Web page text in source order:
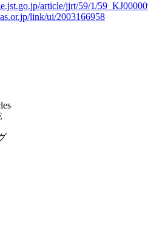
article/jjrt/59/1/
link/ui/2003166958